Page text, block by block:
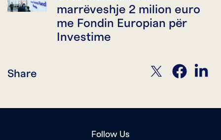
marrëveshje 2 milion euro
me Fondin Europian për
Investime
Share twitter facebook linkedin
Follow Us